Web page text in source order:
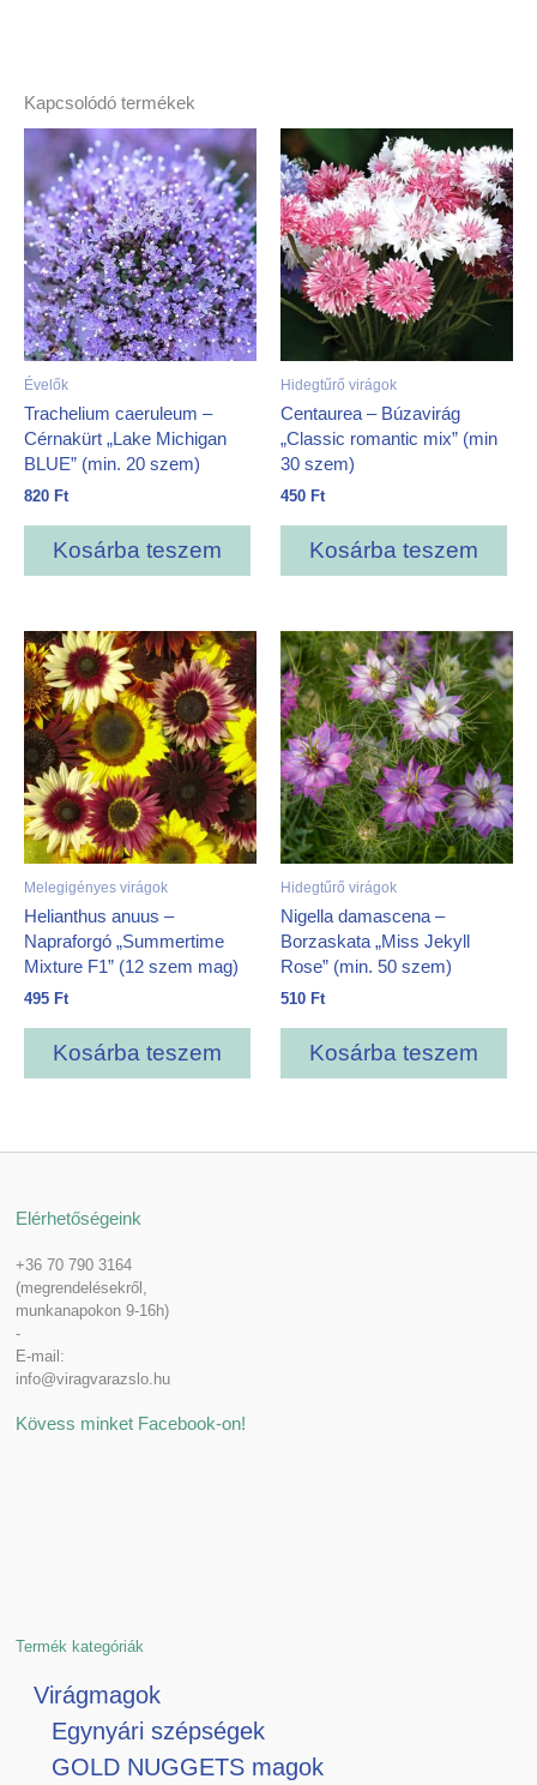
Kapcsolódó termékek
Évelők
Trachelium caeruleum –
Cérnakürt „Lake Michigan
BLUE” (min. 20 szem)
820 Ft
Kosárba teszem
Hidegtűrő virágok
Centaurea – Búzavirág
„Classic romantic mix” (min
30 szem)
450 Ft
Kosárba teszem
Melegigényes virágok
Helianthus anuus –
Napraforgó „Summertime
Mixture F1” (12 szem mag)
495 Ft
Kosárba teszem
Hidegtűrő virágok
Nigella damascena –
Borzaskata „Miss Jekyll
Rose” (min. 50 szem)
510 Ft
Kosárba teszem
Elérhetőségeink
+36 70 790 3164
(megrendelésekről,
munkanapokon 9-16h)
-
E-mail:
info@viragvarazslo.hu
Kövess minket Facebook-on!
Termék kategóriák
Virágmagok
Egynyári szépségek
GOLD NUGGETS magok